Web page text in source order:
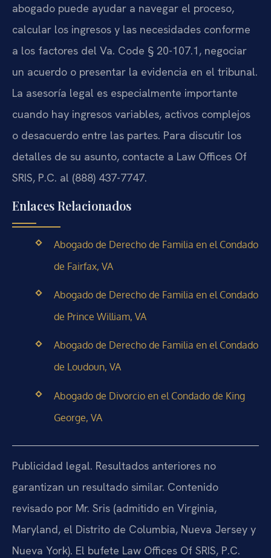
abogado puede ayudar a navegar el proceso,
calcular los ingresos y las necesidades conforme
a los factores del Va. Code § 20-107.1, negociar
un acuerdo o presentar la evidencia en el tribunal.
La asesoría legal es especialmente importante
cuando hay ingresos variables, activos complejos
o desacuerdo entre las partes. Para discutir los
detalles de su asunto, contacte a Law Offices Of
SRIS, P.C. al (888) 437-7747.
Enlaces Relacionados
Abogado de Derecho de Familia en el Condado
de Fairfax, VA
Abogado de Derecho de Familia en el Condado
de Prince William, VA
Abogado de Derecho de Familia en el Condado
de Loudoun, VA
Abogado de Divorcio en el Condado de King
George, VA
Publicidad legal. Resultados anteriores no
garantizan un resultado similar. Contenido
revisado por Mr. Sris (admitido en Virginia,
Maryland, el Distrito de Columbia, Nueva Jersey y
Nueva York). El bufete Law Offices Of SRIS, P.C.